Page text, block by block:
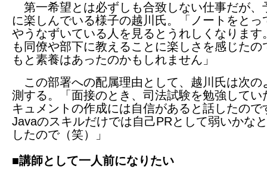
第一希望とは必ずしも合致しない仕事だが、
に楽しんでいる様子の越川氏。「ノートをとっ
やうなずいている人を見るとうれしくなります
も同僚や部下に教えることに楽しさを感じたの
もと素養はあったのかもしれません」
この部署への配属理由として、越川氏は次の
測する。「面接のとき、司法試験を勉強してい
キュメントの作成には自信があると話したので
Javaのスキルだけでは自己PRとして弱いかな
したので（笑）」
■講師として一人前になりたい